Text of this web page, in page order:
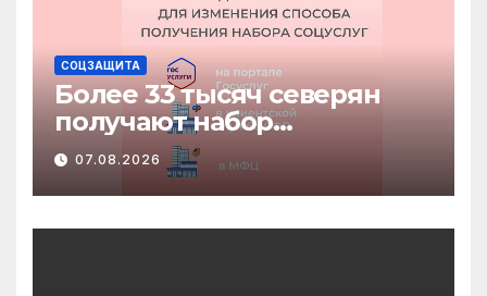
СОЦЗАЩИТА
Более 33 тысяч северян
получают набор
социальных услуг в виде
льгот
07.08.2026